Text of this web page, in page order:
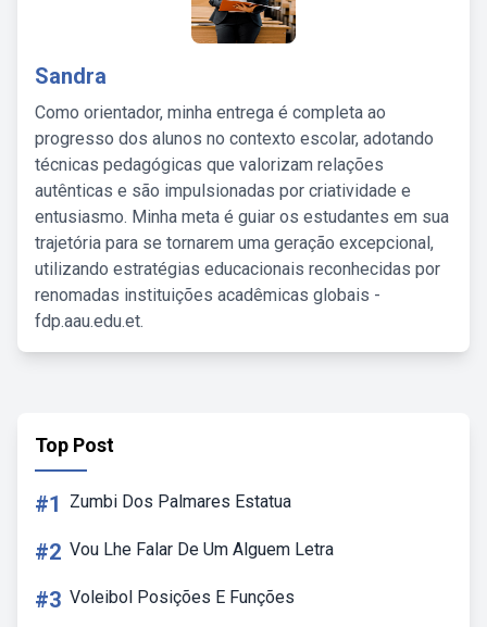
Sandra
Como orientador, minha entrega é completa ao
progresso dos alunos no contexto escolar, adotando
técnicas pedagógicas que valorizam relações
autênticas e são impulsionadas por criatividade e
entusiasmo. Minha meta é guiar os estudantes em sua
trajetória para se tornarem uma geração excepcional,
utilizando estratégias educacionais reconhecidas por
renomadas instituições acadêmicas globais -
fdp.aau.edu.et.
Top Post
#1 Zumbi Dos Palmares Estatua
#2 Vou Lhe Falar De Um Alguem Letra
#3 Voleibol Posições E Funções